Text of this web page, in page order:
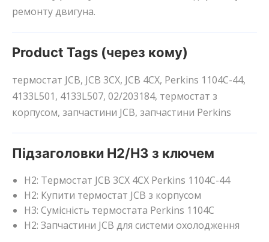
ремонту двигуна.
Product Tags (через кому)
термостат JCB, JCB 3CX, JCB 4CX, Perkins 1104C-44,
4133L501, 4133L507, 02/203184, термостат з
корпусом, запчастини JCB, запчастини Perkins
Підзаголовки H2/H3 з ключем
H2: Термостат JCB 3CX 4CX Perkins 1104C-44
H2: Купити термостат JCB з корпусом
H3: Сумісність термостата Perkins 1104C
H2: Запчастини JCB для системи охолодження